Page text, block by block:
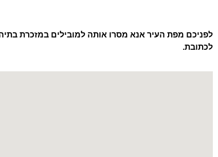
לפניכם מפת העיר אנא מסרו אותה למובילים במזכרת
לכתובת.